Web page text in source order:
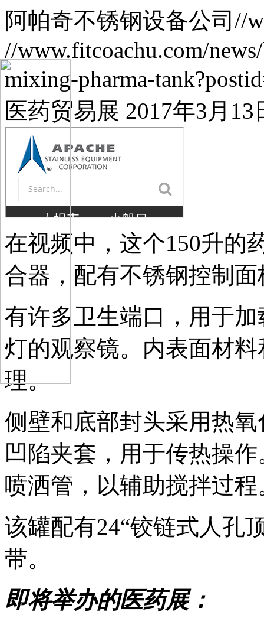
阿帕奇不锈钢设备公司 //
//www.fitcoachu.com/
mixing-pharma-
医药贸易展 2017年3月
在视频中，这个150升的
合器，配有不锈钢控制
有许多卫生端口，用于
灯的观察镜。内表面材
理。
侧壁和底部封头采用热
凹陷夹套，用于传热操
喷洒管，以辅助搅拌过程
该罐配有24“铰链式人孔
带。
即将举办的医药展：